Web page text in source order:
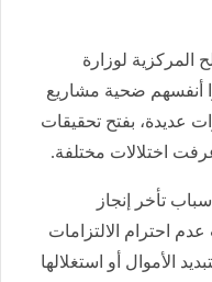
لوزارة
أنفسهم ضحية مشاريع
عديدة، بفتح تحقيقات
اختلالات مختلفة.
تأخر إنجاز
احترام الالتزامات
الأموال أو استغلالها